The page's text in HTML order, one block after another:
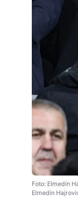
Foto: Elmedin
Elmedin